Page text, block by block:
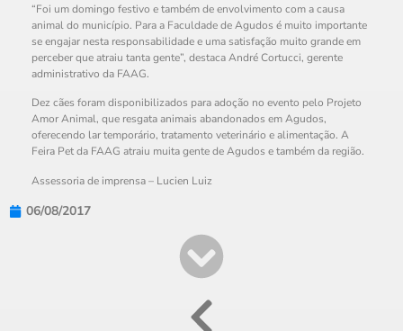
“Foi um domingo festivo e também de envolvimento com a causa
animal do município. Para a Faculdade de Agudos é muito importante
se engajar nesta responsabilidade e uma satisfação muito grande em
perceber que atraiu tanta gente”, destaca André Cortucci, gerente
administrativo da FAAG.
Dez cães foram disponibilizados para adoção no evento pelo Projeto
Amor Animal, que resgata animais abandonados em Agudos,
oferecendo lar temporário, tratamento veterinário e alimentação. A
Feira Pet da FAAG atraiu muita gente de Agudos e também da região.
Assessoria de imprensa – Lucien Luiz
06/08/2017